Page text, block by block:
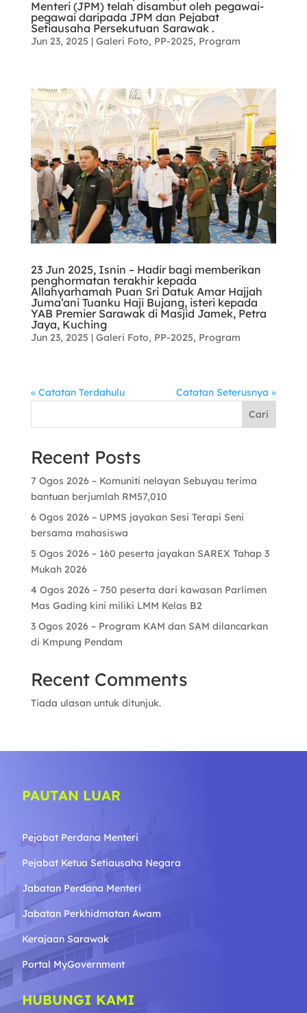
Menteri (JPM) telah disambut oleh pegawai-
pegawai daripada JPM dan Pejabat
Setiausaha Persekutuan Sarawak .
Jun 23, 2025 | Galeri Foto, PP-2025, Program
23 Jun 2025, Isnin – Hadir bagi memberikan
penghormatan terakhir kepada
Allahyarhamah Puan Sri Datuk Amar Hajjah
Juma’ani Tuanku Haji Bujang, isteri kepada
YAB Premier Sarawak di Masjid Jamek, Petra
Jaya, Kuching
Jun 23, 2025 | Galeri Foto, PP-2025, Program
« Catatan Terdahulu
Catatan Seterusnya »
Cari
Recent Posts
7 Ogos 2026 – Komuniti nelayan Sebuyau terima
bantuan berjumlah RM57,010
6 Ogos 2026 – UPMS jayakan Sesi Terapi Seni
bersama mahasiswa
5 Ogos 2026 – 160 peserta jayakan SAREX Tahap 3
Mukah 2026
4 Ogos 2026 – 750 peserta dari kawasan Parlimen
Mas Gading kini miliki LMM Kelas B2
3 Ogos 2026 – Program KAM dan SAM dilancarkan
di Kmpung Pendam
Recent Comments
Tiada ulasan untuk ditunjuk.
PAUTAN LUAR
Pejabat Perdana Menteri
Pejabat Ketua Setiausaha Negara
Jabatan Perdana Menteri
Jabatan Perkhidmatan Awam
Kerajaan Sarawak
Portal MyGovernment
HUBUNGI KAMI